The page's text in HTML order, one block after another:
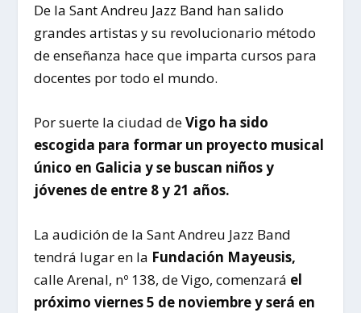
De la Sant Andreu Jazz Band han salido
grandes artistas y su revolucionario método
de enseñanza hace que imparta cursos para
docentes por todo el mundo.
Por suerte la ciudad deVigo ha sido
escogida para formar un proyecto musical
único en Galicia y se buscan niños y
jóvenes de entre 8 y 21 años.
La audición de la Sant Andreu Jazz Band
tendrá lugar en la Fundación Mayeusis,
calle Arenal, nº 138, de Vigo, comenzará el
próximo viernes 5 de noviembre y será en